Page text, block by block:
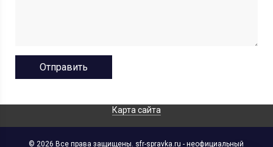
Карта сайта
© 2026 Все права защищены. sfr-spravka.ru - неофициальный